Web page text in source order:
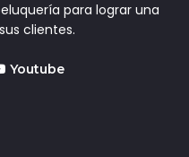
para lograr una
clientes.
Youtube